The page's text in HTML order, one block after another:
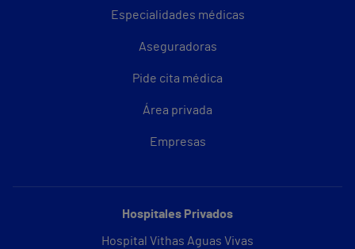
Especialidades médicas
Aseguradoras
Pide cita médica
Área privada
Empresas
Hospitales Privados
Hospital Vithas Aguas Vivas